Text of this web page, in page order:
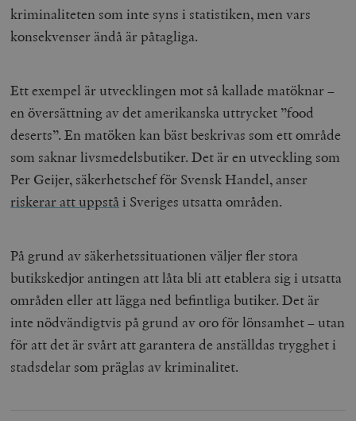
kriminaliteten som inte syns i statistiken, men vars
konsekvenser ändå är påtagliga.
Ett exempel är utvecklingen mot så kallade matöknar –
en översättning av det amerikanska uttrycket ”food
deserts”. En matöken kan bäst beskrivas som ett område
som saknar livsmedelsbutiker. Det är en utveckling som
Per Geijer, säkerhetschef för Svensk Handel, anser
riskerar att uppstå i Sveriges utsatta områden.
På grund av säkerhetssituationen väljer fler stora
butikskedjor antingen att låta bli att etablera sig i utsatta
områden eller att lägga ned befintliga butiker. Det är
inte nödvändigtvis på grund av oro för lönsamhet – utan
för att det är svårt att garantera de anställdas trygghet i
stadsdelar som präglas av kriminalitet.